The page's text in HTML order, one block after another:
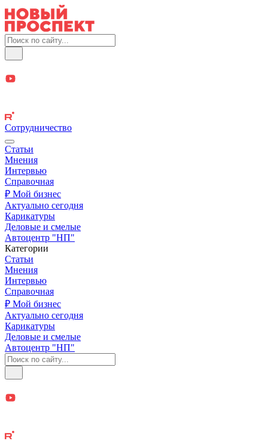
Сотрудничество
Статьи
Мнения
Интервью
Справочная
₽ Мой бизнес
Актуально сегодня
Карикатуры
Деловые и смелые
Автоцентр "НП"
Категории
Статьи
Мнения
Интервью
Справочная
₽ Мой бизнес
Актуально сегодня
Карикатуры
Деловые и смелые
Автоцентр "НП"